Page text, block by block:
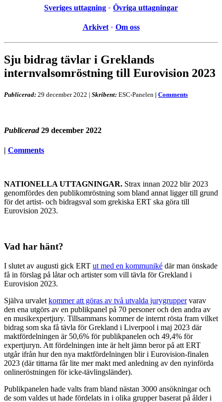
Sveriges uttagning • Övriga uttagningar
Arkivet • Om oss
Sju bidrag tävlar i Greklands
internvalsomröstning till Eurovision 2023
Publicerad: 29 december 2022 | Skribent: ESC-Panelen | Comments
Publicerad 29 december 2022
| Comments
NATIONELLA UTTAGNINGAR. Strax innan 2022 blir 2023
genomfördes den publikomröstning som bland annat ligger till grund
för det artist- och bidragsval som grekiska ERT ska göra till
Eurovision 2023.
Vad har hänt?
I slutet av augusti gick ERT ut med en kommuniké där man önskade
få in förslag på låtar och artister som vill tävla för Grekland i
Eurovision 2023.
Själva urvalet kommer att göras av två utvalda jurygruppervarav
den ena utgörs av en publikpanel på 70 personer och den andra av
en musikexpertjury. Tillsammans kommer de internt rösta fram vilket
bidrag som ska få tävla för Grekland i Liverpool i maj 2023 där
maktfördelningen är 50,6% för publikpanelen och 49,4% för
expertjuryn. Att fördelningen inte är helt jämn beror på att ERT
utgår ifrån hur den nya maktfördelningen blir i Eurovision-finalen
2023 (där tittarna får lite mer makt med anledning av den nyinförda
onlineröstningen för icke-tävlingsländer).
Publikpanelen hade valts fram bland nästan 3000 ansökningar och
de som valdes ut hade fördelats in i olika grupper baserat på ålder i